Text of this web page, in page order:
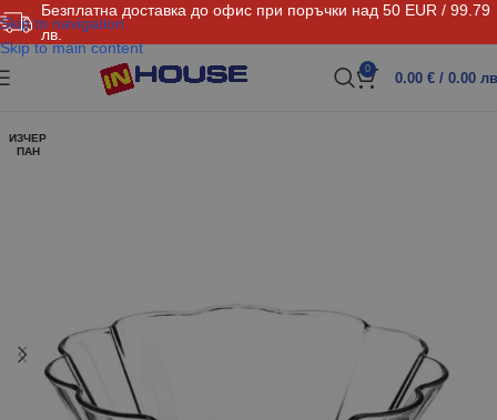
Безплатна доставка до офис при поръчки над 50 EUR / 99.79
лв.
Skip to navigation
Skip to main content
0
0.00 € / 0.00
ИЗЧЕР
ПАН